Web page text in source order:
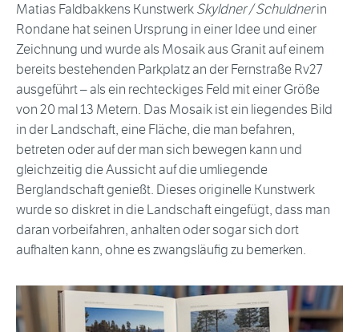
Matias Faldbakkens KunstwerkSkyldner / Schuldnerin
Rondane hat seinen Ursprung in einer Idee und einer
Zeichnung und wurde als Mosaik aus Granit auf einem
bereits bestehenden Parkplatz an der Fernstraße Rv27
ausgeführt – als ein rechteckiges Feld mit einer Größe
von 20 mal 13 Metern. Das Mosaik ist ein liegendes Bild
in der Landschaft, eine Fläche, die man befahren,
betreten oder auf der man sich bewegen kann und
gleichzeitig die Aussicht auf die umliegende
Berglandschaft genießt. Dieses originelle Kunstwerk
wurde so diskret in die Landschaft eingefügt, dass man
daran vorbeifahren, anhalten oder sogar sich dort
aufhalten kann, ohne es zwangsläufig zu bemerken.